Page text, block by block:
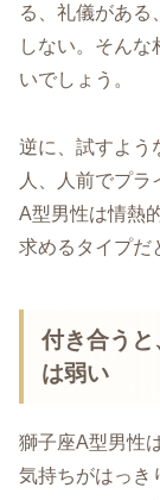
る、礼儀がある
しない。そん
いでしょう。
逆に、試すよう
人、人前でプ
A型男性は情熱
求めるタイプだ
付き合う
は弱い
獅子座A型男性
気持ちがはっき